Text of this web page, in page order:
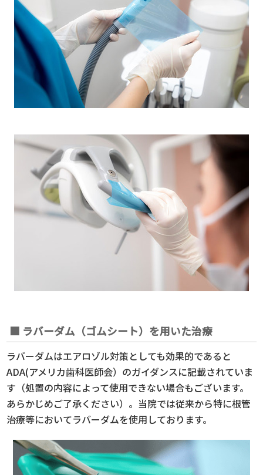
■ ラバーダム（ゴムシート）を用いた治療
ラバーダムはエアロゾル対策としても効果的であると
ADA(アメリカ歯科医師会）のガイダンスに記載されていま
す（処置の内容によって使用できない場合もございます。
あらかじめご了承ください）。当院では従来から特に根管
治療等においてラバーダムを使用しております。